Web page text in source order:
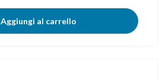
Aggiungi al carrello